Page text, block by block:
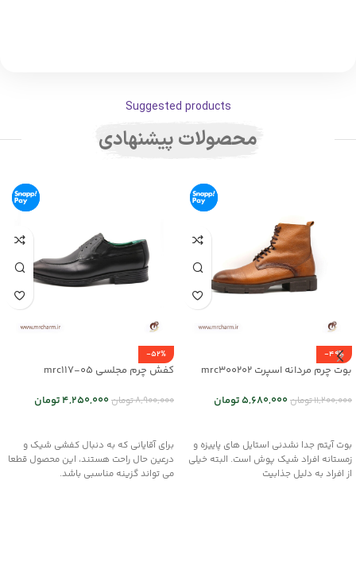
Suggested products
محصولات پیشنهادی
-49%
بوت چرم مردانه اسپرت mrc300202
11,200,000تومان5,680,000تومان
بوت آیتم جدا نشدنی استایل های پاییزه و
زمستانه افراد شیک پوش است. البته خیلی
از افراد به دلیل جذابیت
-52%
کفش چرم مجلسی mrc117-05
8,900,000تومان4,250,000تومان
برای آقایانی که به دنبال کفشی شیک و
درعین حال راحت هستند، این محصول قطعا
می تواند گزینه مناسبی باشد.